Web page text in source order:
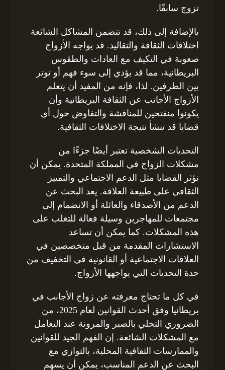
تزوج سابقًا.
بالإضافة إلى ذلك، قد تتضمن المشاكل الشائعة
اختلافات الثقافة والتقاليد. قد يواجه الأزواج
صعوبة في التكيف مع العادات والطقوس
البريطانية، مما قد يؤدي إلى سوء فهم أو توتر
بين الطرفين. لذا، فإنه من المفيد أن يتعلم
الأزواج الأجانب عن الثقافة البريطانية وأن
يكونوا منفتحين للمناقشة والتفاوض حول أي
قضايا قد تنشأ نتيجة الاختلافات الثقافية.
التحديات الشخصية تعتبر أيضًا جزءًا من
مشكلات الزواج في المملكة المتحدة. يمكن أن
تؤثر القضايا مثل الدعم الاجتماعي والتمييز
الثقافي على طبيعة العلاقة. يعد البحث عن
الدعم من الأصدقاء والعائلة أو الانضمام إلى
مجتمعات للمهاجرين وسيلة فعالة للتغلب على
هذه المشكلات. كما يمكن أن تساعد
الاستشارات المقدمة من قبل متخصصين في
العلاقات الاجتماعية أو القانونية في التخفيف من
حدة التحديات التي يواجهها الأزواج.
في كل ما تحتاج معرفته عن زواج الأجانب في
بريطانيا وفق أحدث القوانين لعام 2025، من
الضروري التحلي بالصبر والمرونة عند التعامل
مع المشكلات الشائعة. إن الفهم الجيد للقوانين
والممارسات الثقافية المحلية، بالتوازي مع
البحث عن الدعم المناسب، يمكن أن يسهم